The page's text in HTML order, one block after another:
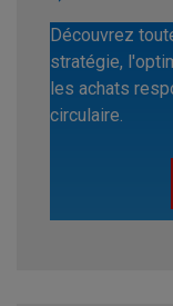
Découvrez
stratégie,
les achats
circulaire.